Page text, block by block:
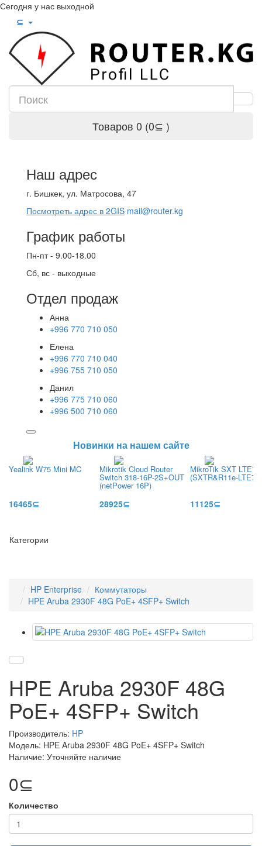
Сегодня у нас выходной
⊆
Товаров 0 (0⊆ )
Наш адрес
г. Бишкек, ул. Матросова, 47
Посмотреть адрес в 2GIS mail@router.kg
График работы
Пн-пт - 9.00-18.00
Сб, вс - выходные
Отдел продаж
Анна
+996 770 710 050
Елена
+996 770 710 040
+996 755 710 050
Данил
+996 775 710 060
+996 500 710 060
Новинки на нашем сайте
Yealink W75 Mini MC
16465⊆
Mikrotik Cloud Router
Switch 318-16P-2S+OUT
(netPower 16P)
28925⊆
MikroTik SXT LTE7
(SXTR&R11e-LTE7)
11125⊆
Категории
HP Enterprise
Коммутаторы
HPE Aruba 2930F 48G PoE+ 4SFP+ Switch
HPE Aruba 2930F 48G
PoE+ 4SFP+ Switch
Производитель: HP
Модель: HPE Aruba 2930F 48G PoE+ 4SFP+ Switch
Наличие: Уточняйте наличие
0⊆
Количество